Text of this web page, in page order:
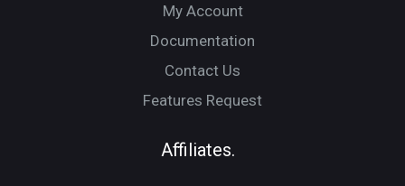
My Account
Documentation
Contact Us
Features Request
Affiliates.